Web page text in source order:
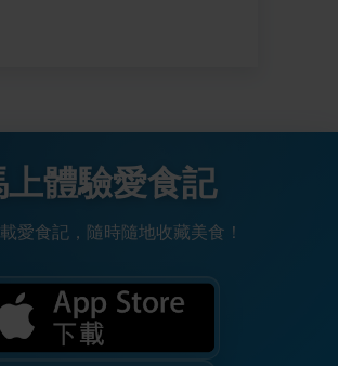
上體驗愛食記
愛食記，隨時隨地收藏美食！